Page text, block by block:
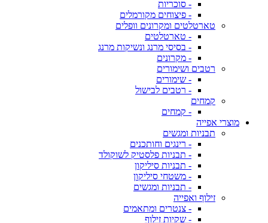
- סוכריות
- פיצוחים מקורמלים
טארטלטים ומקרונים וופלים
- טארטלטים
- בסיסי מרנג ונשיקות מרנג
- מקרונים
רטבים ושימורים
- שימורים
- רטבים לבישול
קמחים
- קמחים
מוצרי אפייה
תבניות ומגשים
- רינגים וחותכנים
- תבניות פלסטיק לשוקולד
- תבניות סיליקון
- משטחי סיליקון
- תבניות ומגשים
זילוף ואפייה
- צנטרים ומתאמים
- שקיות זילוף